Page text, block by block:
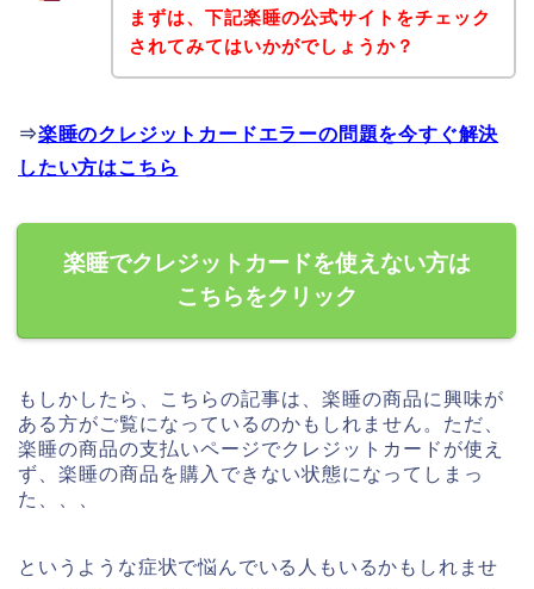
まずは、下記楽睡の公式サイトをチェック
されてみてはいかがでしょうか？
⇒楽睡のクレジットカードエラーの問題を今すぐ解決
したい方はこちら
楽睡でクレジットカードを使えない方は
こちらをクリック
もしかしたら、こちらの記事は、楽睡の商品に興味が
ある方がご覧になっているのかもしれません。ただ、
楽睡の商品の支払いページでクレジットカードが使え
ず、楽睡の商品を購入できない状態になってしまっ
た、、、
というような症状で悩んでいる人もいるかもしれませ